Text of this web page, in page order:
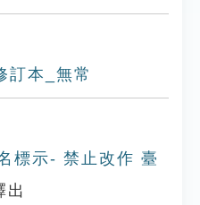
訂本_無常
標示- 禁止改作 臺
出